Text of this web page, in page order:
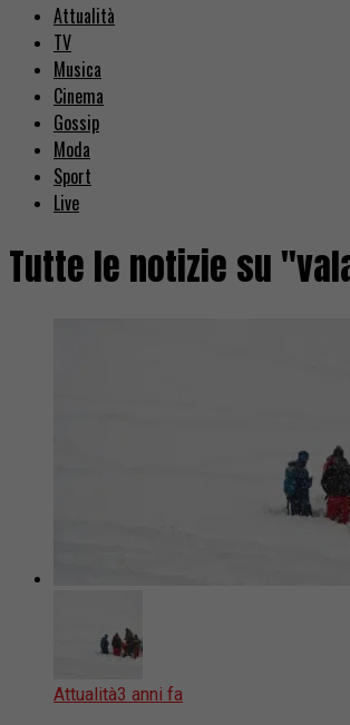
Attualità
TV
Musica
Cinema
Gossip
Moda
Sport
Live
Tutte le notizie su
Attualità3 anni fa